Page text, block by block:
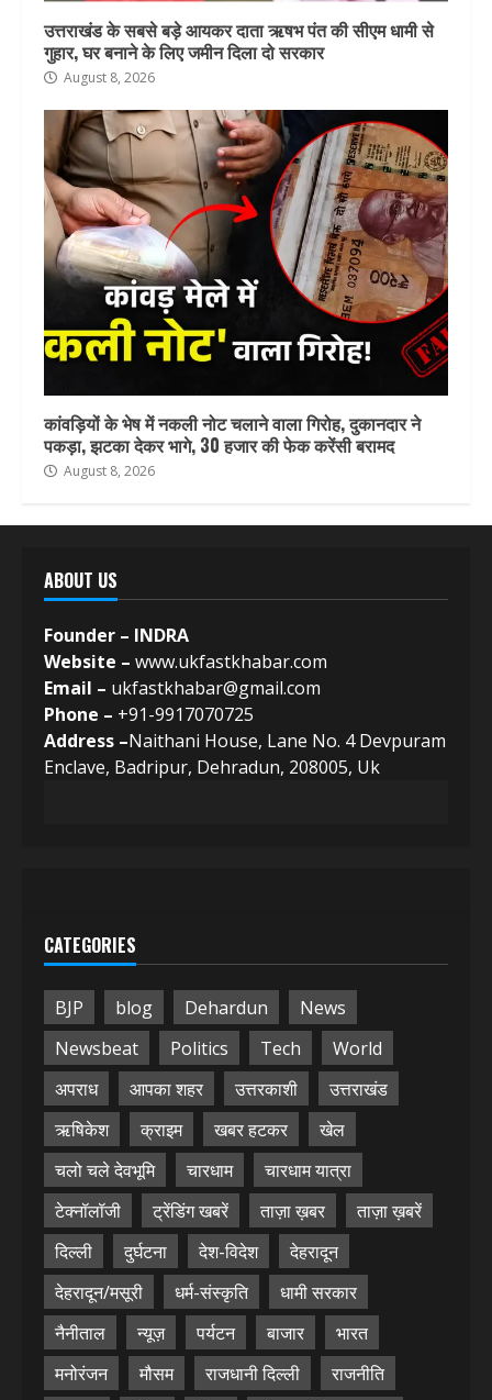
उत्तराखंड के सबसे बड़े आयकर दाता ऋषभ पंत की सीएम धामी से
गुहार, घर बनाने के लिए जमीन दिला दो सरकार
August 8, 2026
कांवड़ियों के भेष में नकली नोट चलाने वाला गिरोह, दुकानदार ने
पकड़ा, झटका देकर भागे, 30 हजार की फेक करेंसी बरामद
August 8, 2026
ABOUT US
Founder – INDRA
Website – www.ukfastkhabar.com
Email – ukfastkhabar@gmail.com
Phone – +91-9917070725
Address –Naithani House, Lane No. 4 Devpuram
Enclave, Badripur, Dehradun, 208005, Uk
CATEGORIES
BJP blog Dehardun
News
Newsbeat
Politics Tech
World
अपराध
आपका शहर उत्तरकाशी
उत्तराखंड
ऋषिकेश
क्राइम खबर हटकर
खेल
चलो चले देवभूमि
चारधाम
चारधाम यात्रा
टेक्नॉलॉजी
ट्रेंडिंग खबरें ताज़ा ख़बर
ताज़ा ख़बरें
दिल्ली
दुर्घटना देश-विदेश
देहरादून
देहरादून/मसूरी
धर्म-संस्कृति
धामी सरकार
नैनीताल
न्यूज़ पर्यटन बाजार
भारत
मनोरंजन
मौसम राजधानी दिल्ली
राजनीति